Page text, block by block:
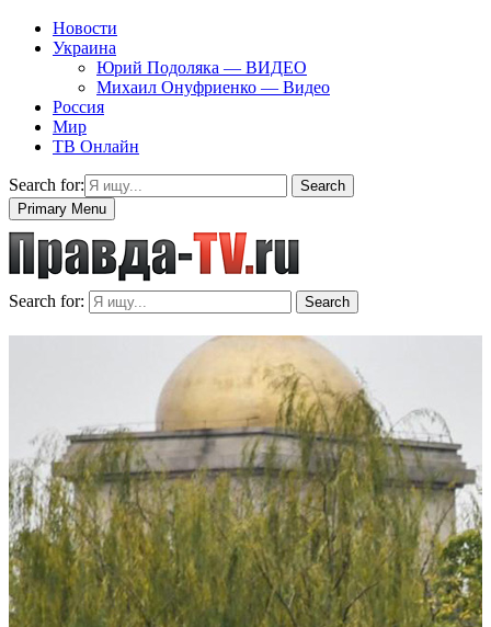
Новости
Украина
Юрий Подоляка — ВИДЕО
Михаил Онуфриенко — Видео
Россия
Мир
ТВ Онлайн
Search for:
Search
Primary Menu
Search for: Search